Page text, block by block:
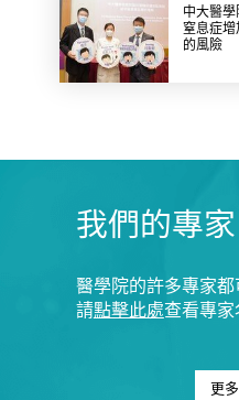
中大醫
窒息症
的風險
我們的專家
醫學院的許多專家都
請點擊此處查看專家
更多